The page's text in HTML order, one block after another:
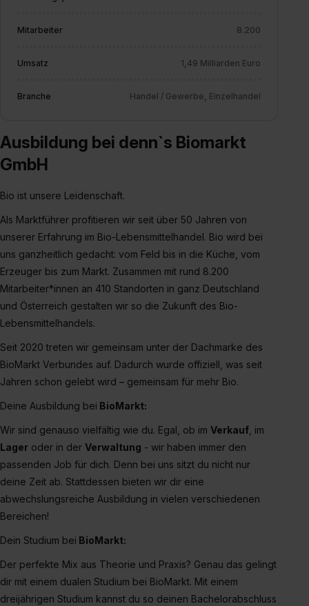
angemessenes Datenschutzniveau (EuGH – Schrems
Datenschutzerklärung unter dem Punkt „Datenschutz-
Einstellungen“ widerrufen. Weitere Informationen zu den
einzelnen Cookies findest du durch Klick auf „Details
zeigen“. Weitere Informationen:
Mitarbeiter 8.200
Umsatz 1,49 Milliarden Euro
Branche Handel / Gewerbe, Einzelhandel
Ausbildung bei denn`s Biomarkt
GmbH
Bio ist unsere Leidenschaft.
Als Marktführer profitieren wir seit über 50 Jahren von
unserer Erfahrung im Bio-Lebensmittelhandel. Bio wird bei
uns ganzheitlich gedacht: vom Feld bis in die Küche, vom
Erzeuger bis zum Markt. Zusammen mit rund 8.200
Mitarbeiter*innen an 410 Standorten in ganz Deutschland
und Österreich gestalten wir so die Zukunft des Bio-
Lebensmittelhandels.
Seit 2020 treten wir gemeinsam unter der Dachmarke des
BioMarkt Verbundes auf. Dadurch wurde offiziell, was seit
Jahren schon gelebt wird – gemeinsam für mehr Bio.
Deine Ausbildung bei BioMarkt:
Wir sind genauso vielfältig wie du. Egal, ob im Verkauf , im
Lager oder in der Verwaltung - wir haben immer den
passenden Job für dich. Denn bei uns sitzt du nicht nur
deine Zeit ab. Stattdessen bieten wir dir eine
abwechslungsreiche Ausbildung in vielen verschiedenen
Bereichen!
Dein Studium bei BioMarkt:
Der perfekte Mix aus Theorie und Praxis? Genau das gelingt
dir mit einem dualen Studium bei BioMarkt. Mit einem
dreijährigen Studium kannst du so deinen Bachelorabschluss